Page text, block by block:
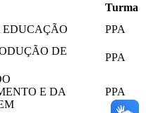
Turma
EDUCAÇÃO
PPA
DE
PPA
E DA
PPA